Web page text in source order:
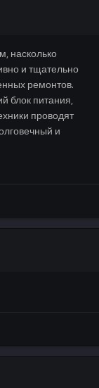
насколько
и тщательно
ремонтов.
блок питания,
проводят
и